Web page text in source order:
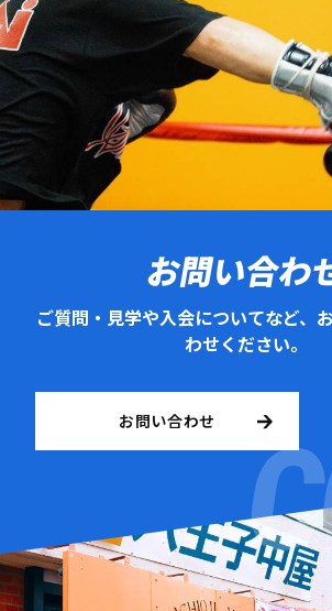
お問い合わ
ご質問・見学や入会についてなど、
わせください。
お問い合わせ